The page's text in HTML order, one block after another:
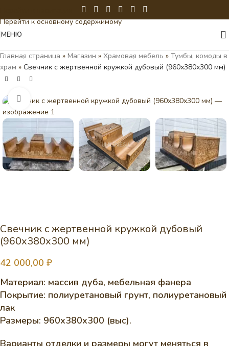
Перейти к основному содержимому
МЕНЮ
Главная страница » Магазин » Храмовая мебель » Тумбы, комоды в
храм » Свечник с жертвенной кружкой дубовый (960х380х300 мм)
Нажмите, чтобы увеличить
Свечник с жертвенной кружкой дубовый
(960х380х300 мм)
42 000,00 ₽
Материал: массив дуба, мебельная фанера
Покрытие: полиуретановый грунт, полиуретановый
лак
Размеры: 960х380х300 (выс).
Варианты отделки и размеры могут меняться в